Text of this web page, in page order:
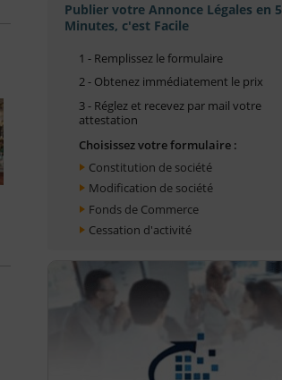
Publier votre Annonce Légales en 5
Minutes, c'est Facile
1 - Remplissez le formulaire
2 - Obtenez immédiatement le prix
3 - Réglez et recevez par mail votre
attestation
Choisissez votre formulaire :
Constitution de société
Modification de société
Fonds de Commerce
Cessation d'activité